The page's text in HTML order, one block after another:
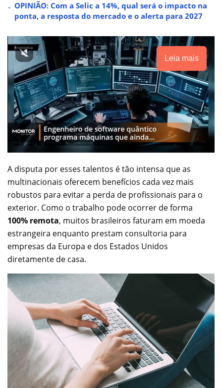
OPINIÃO: Com a Selic a 14%, qual será o impacto na
ponta, a resposta do mercado e o alerta para 2027
Leia mais
A disputa por esses talentos é tão intensa que as
multinacionais oferecem benefícios cada vez mais
robustos para evitar a perda de profissionais para o
exterior. Como o trabalho pode ocorrer de forma
100% remota, muitos brasileiros faturam em moeda
estrangeira enquanto prestam consultoria para
empresas da Europa e dos Estados Unidos
diretamente de casa.